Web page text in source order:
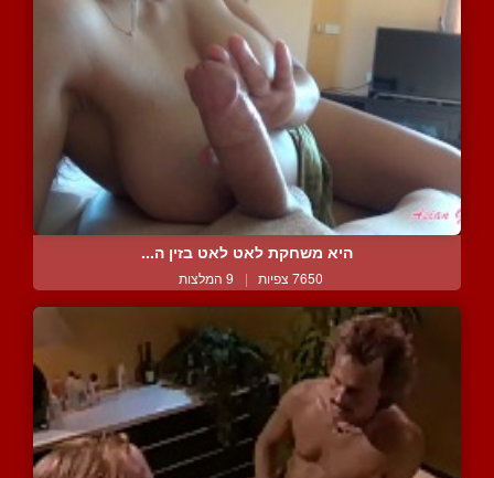
היא משחקת לאט לאט בזין ה...
7650 צפיות | 9 המלצות